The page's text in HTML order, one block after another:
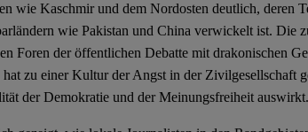
wie Kaschmir und dem Nordosten deutlich, deren
wie Pakistan und China verwickelt ist. Die
Foren der öffentlichen Debatte mit drakonischen
zu einer Kultur der Angst in der Zivilgesellschaft
der Demokratie und der Meinungsfreiheit auswirkt.